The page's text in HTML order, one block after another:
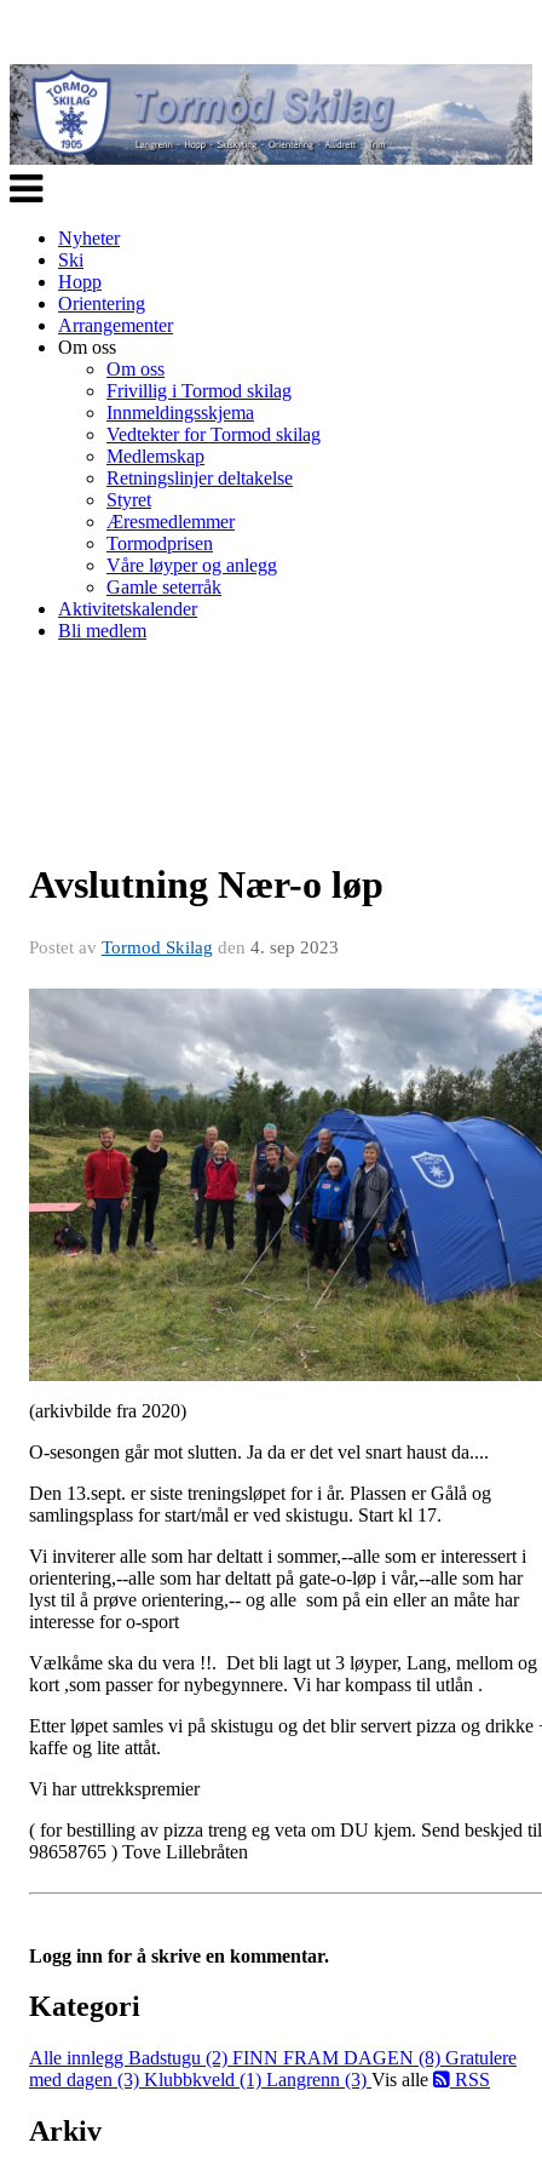
Veksle
navigasjon
Nyheter
Ski
Hopp
Orientering
Arrangementer
Om oss
Om oss
Frivillig i Tormod skilag
Innmeldingsskjema
Vedtekter for Tormod skilag
Medlemskap
Retningslinjer deltakelse
Styret
Æresmedlemmer
Tormodprisen
Våre løyper og anlegg
Gamle seterråk
Aktivitetskalender
Bli medlem
Avslutning Nær-o løp
Postet av Tormod Skilag den 4. sep 2023
(arkivbilde fra 2020)
O-sesongen går mot slutten. Ja da er det vel snart haust da....
Den 13.sept. er siste treningsløpet for i år. Plassen er Gålå og
samlingsplass for start/mål er ved skistugu. Start kl 17.
Vi inviterer alle som har deltatt i sommer,--alle som er interessert i
orientering,--alle som har deltatt på gate-o-løp i vår,--alle som har
lyst til å prøve orientering,-- og alle som på ein eller an måte har
interesse for o-sport
Vælkåme ska du vera !!. Det bli lagt ut 3 løyper, Lang, mellom og
kort ,som passer for nybegynnere. Vi har kompass til utlån .
Etter løpet samles vi på skistugu og det blir servert pizza og drikke
kaffe og lite attåt.
Vi har uttrekkspremier
( for bestilling av pizza treng eg veta om DU kjem. Send beskjed til
98658765 ) Tove Lillebråten
Logg inn for å skrive en kommentar.
Kategori
Alle innlegg Badstugu (2) FINN FRAM DAGEN (8) Gratulere
med dagen (3) Klubbkveld (1) Langrenn (3) Vis alle RSS
Arkiv